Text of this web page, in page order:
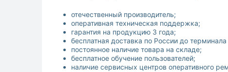
отечественный производитель;
оперативная техническая поддержка;
гарантия на продукцию 3 года;
бесплатная доставка по России до
постоянное наличие товара на складе;
бесплатное обучение пользователей;
наличие сервисных центров оперативного